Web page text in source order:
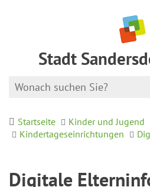
Stadt
Startseite
Kinder und Jugend
Kindertageseinrichtungen
Digitale